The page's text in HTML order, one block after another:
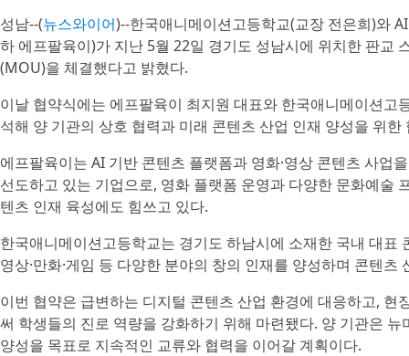
성남--(뉴스와이어)--한국애니메이션고등학교(교장 전은희)와
하 에프팔육이)가 지난 5월 22일 경기도 성남시에 위치한 판교
(MOU)을 체결했다고 밝혔다.
이날 협약식에는 에프팔육이 최지원 대표와 한국애니메이션고
석해 양 기관의 상호 협력과 미래 콘텐츠 산업 인재 양성을 위한
에프팔육이는 AI 기반 콘텐츠 플랫폼과 영화·영상 콘텐츠 사업
선도하고 있는 기업으로, 영화 플랫폼 운영과 다양한 문화예술
텐츠 인재 육성에도 힘쓰고 있다.
한국애니메이션고등학교는 경기도 하남시에 소재한 국내 대표
영상·만화·게임 등 다양한 분야의 창의 인재를 양성하며 콘텐츠
이번 협약은 급변하는 디지털 콘텐츠 산업 환경에 대응하고, 현
써 학생들의 진로 역량을 강화하기 위해 마련됐다. 양 기관은
양성을 목표로 지속적인 교류와 협력을 이어갈 계획이다.